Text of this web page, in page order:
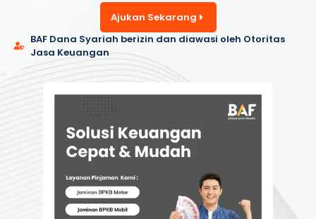
Ajukan Sekarang
BAF Dana Syariah berizin dan diawasi oleh Otoritas
Jasa Keuangan